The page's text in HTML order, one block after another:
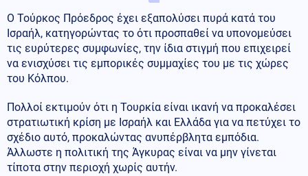
Ο Τούρκος Πρόεδρος έχει εξαπολύσει πυρά κατά του
Ισραήλ, κατηγορώντας το ότι προσπαθεί να υπονομεύσει
τις ευρύτερες συμφωνίες, την ίδια στιγμή που επιχειρεί
να ενισχύσει τις εμπορικές συμμαχίες του με τις χώρες
του Κόλπου.
Πολλοί εκτιμούν ότι η Τουρκία είναι ικανή να προκαλέσει
στρατιωτική κρίση με Ισραήλ και Ελλάδα για να πετύχει το
σχέδιο αυτό, προκαλώντας ανυπέρβλητα εμπόδια.
Άλλωστε η πολιτική της Άγκυρας είναι να μην γίνεται
τίποτα στην περιοχή χωρίς αυτήν.